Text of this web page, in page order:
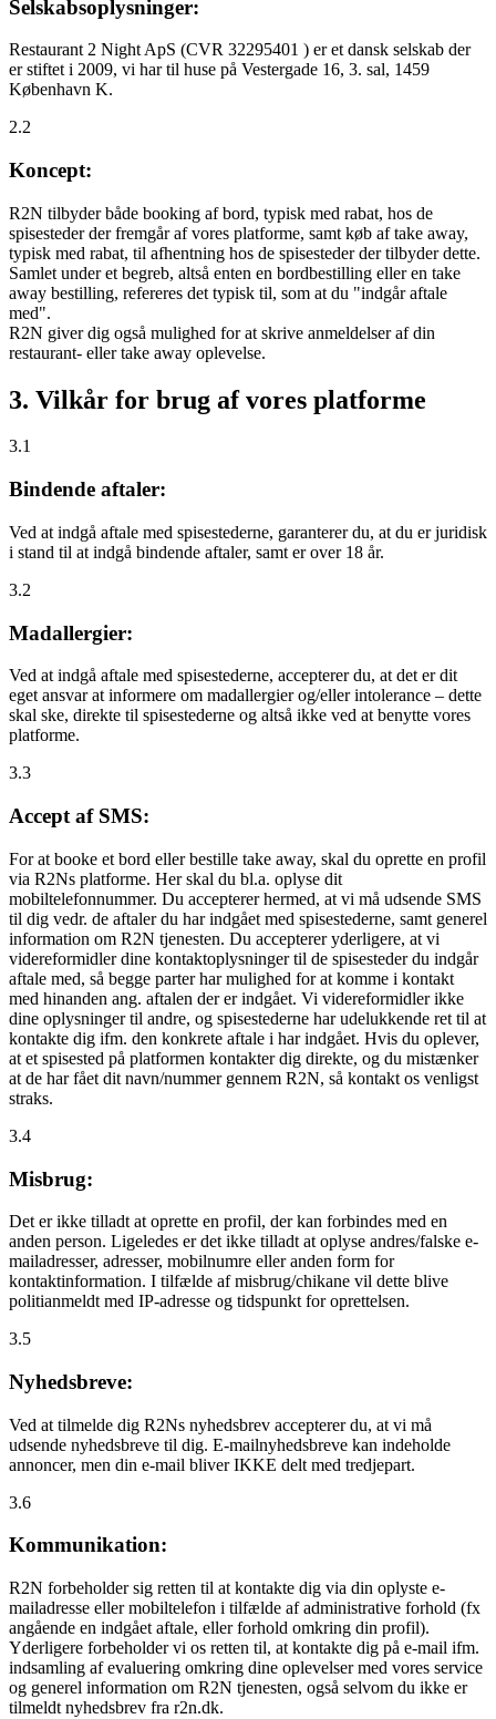
Selskabsoplysninger:
Restaurant 2 Night ApS (CVR 32295401 ) er et dansk selskab der
er stiftet i 2009, vi har til huse på Vestergade 16, 3. sal, 1459
København K.
2.2
Koncept:
R2N tilbyder både booking af bord, typisk med rabat, hos de
spisesteder der fremgår af vores platforme, samt køb af take away,
typisk med rabat, til afhentning hos de spisesteder der tilbyder dette.
Samlet under et begreb, altså enten en bordbestilling eller en take
away bestilling, refereres det typisk til, som at du "indgår aftale
med".
R2N giver dig også mulighed for at skrive anmeldelser af din
restaurant- eller take away oplevelse.
3. Vilkår for brug af vores platforme
3.1
Bindende aftaler:
Ved at indgå aftale med spisestederne, garanterer du, at du er juridisk
i stand til at indgå bindende aftaler, samt er over 18 år.
3.2
Madallergier:
Ved at indgå aftale med spisestederne, accepterer du, at det er dit
eget ansvar at informere om madallergier og/eller intolerance – dette
skal ske, direkte til spisestederne og altså ikke ved at benytte vores
platforme.
3.3
Accept af SMS:
For at booke et bord eller bestille take away, skal du oprette en profil
via R2Ns platforme. Her skal du bl.a. oplyse dit
mobiltelefonnummer. Du accepterer hermed, at vi må udsende SMS
til dig vedr. de aftaler du har indgået med spisestederne, samt generel
information om R2N tjenesten. Du accepterer yderligere, at vi
videreformidler dine kontaktoplysninger til de spisesteder du indgår
aftale med, så begge parter har mulighed for at komme i kontakt
med hinanden ang. aftalen der er indgået. Vi videreformidler ikke
dine oplysninger til andre, og spisestederne har udelukkende ret til at
kontakte dig ifm. den konkrete aftale i har indgået. Hvis du oplever,
at et spisested på platformen kontakter dig direkte, og du mistænker
at de har fået dit navn/nummer gennem R2N, så kontakt os venligst
straks.
3.4
Misbrug:
Det er ikke tilladt at oprette en profil, der kan forbindes med en
anden person. Ligeledes er det ikke tilladt at oplyse andres/falske e-
mailadresser, adresser, mobilnumre eller anden form for
kontaktinformation. I tilfælde af misbrug/chikane vil dette blive
politianmeldt med IP-adresse og tidspunkt for oprettelsen.
3.5
Nyhedsbreve:
Ved at tilmelde dig R2Ns nyhedsbrev accepterer du, at vi må
udsende nyhedsbreve til dig. E-mailnyhedsbreve kan indeholde
annoncer, men din e-mail bliver IKKE delt med tredjepart.
3.6
Kommunikation:
R2N forbeholder sig retten til at kontakte dig via din oplyste e-
mailadresse eller mobiltelefon i tilfælde af administrative forhold (fx
angående en indgået aftale, eller forhold omkring din profil).
Yderligere forbeholder vi os retten til, at kontakte dig på e-mail ifm.
indsamling af evaluering omkring dine oplevelser med vores service
og generel information om R2N tjenesten, også selvom du ikke er
tilmeldt nyhedsbrev fra r2n.dk.